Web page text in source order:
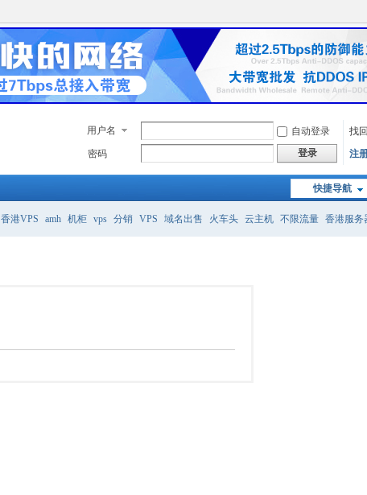
用户名 自动登录
找
密码
登录 注
快捷导航
香港VPS amh 机柜 vps 分销 VPS 域名出售 火车头 云主机 不限流量 香港服务